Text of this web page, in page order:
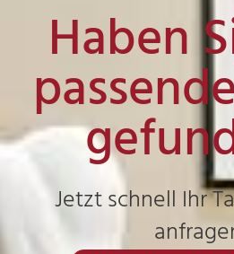
Haben
Jetzt schnell Ihr